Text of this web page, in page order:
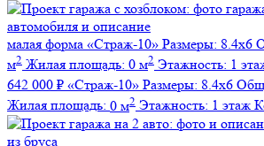
малая форма «Страж-10» Размеры: 8.4х6
м2 Жилая площадь: 0 м2 Этажность: 1
642 000 ₽ «Страж-10» Размеры: 8.4х6
Жилая площадь: 0 м2 Этажность: 1 этаж